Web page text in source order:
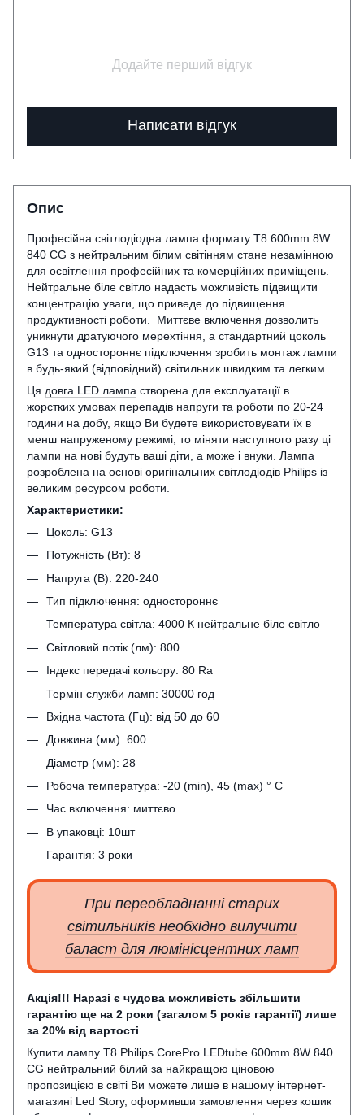
Додайте перший відгук
Написати відгук
Опис
Професійна світлодіодна лампа формату Т8 600mm 8W
840 CG з нейтральним білим світінням стане незамінною
для освітлення професійних та комерційних приміщень.
Нейтральне біле світло надасть можливість підвищити
концентрацію уваги, що приведе до підвищення
продуктивності роботи. Миттєве включення дозволить
уникнути дратуючого мерехтіння, а стандартний цоколь
G13 та одностороннє підключення зробить монтаж лампи
в будь-який (відповідний) світильник швидким та легким.
Ця довга LED лампа створена для експлуатації в
жорстких умовах перепадів напруги та роботи по 20-24
години на добу, якщо Ви будете використовувати їх в
менш напруженому режимі, то міняти наступного разу ці
лампи на нові будуть ваші діти, а може і внуки. Лампа
розроблена на основі оригінальних світлодіодів Philips із
великим ресурсом роботи.
Характеристики:
Цоколь: G13
Потужність (Вт): 8
Напруга (В): 220-240
Тип підключення: одностороннє
Температура світла: 4000 К нейтральне біле світло
Світловий потік (лм): 800
Індекс передачі кольору: 80 Ra
Термін служби ламп: 30000 год
Вхідна частота (Гц): від 50 до 60
Довжина (мм): 600
Діаметр (мм): 28
Робоча температура: -20 (min), 45 (max) ° C
Час включення: миттєво
В упаковці: 10шт
Гарантія: 3 роки
При переобладнанні старих
світильників необхідно вилучити
баласт для люмінісцентних ламп
Акція!!! Наразі є чудова можливість збільшити
гарантію ще на 2 роки (загалом 5 років гарантії) лише
за 20% від вартості
Купити лампу Т8 Philips CorePro LEDtube 600mm 8W 840
CG нейтральний білий за найкращою ціновою
пропозицією в світі Ви можете лише в нашому інтернет-
магазині Led Story, оформивши замовлення через кошик